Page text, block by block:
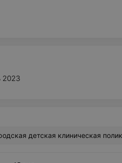
2023
детская клиническая